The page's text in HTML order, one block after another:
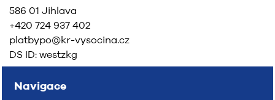
586 01 Jihlava
+420 724 937 402
platbypo@kr-vysocina.cz
DS ID: westzkg
Navigace